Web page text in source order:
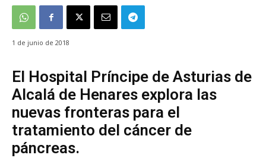
1 de junio de 2018
El Hospital Príncipe de Asturias de
Alcalá de Henares explora las
nuevas fronteras para el
tratamiento del cáncer de
páncreas.